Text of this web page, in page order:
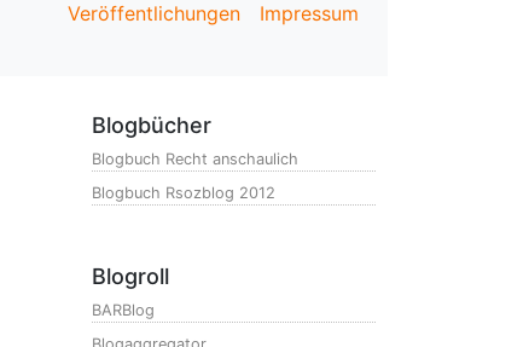
Veröffentlichungen Impressum
Blogbücher
Blogbuch Recht anschaulich
Blogbuch Rsozblog 2012
Blogroll
BARBlog